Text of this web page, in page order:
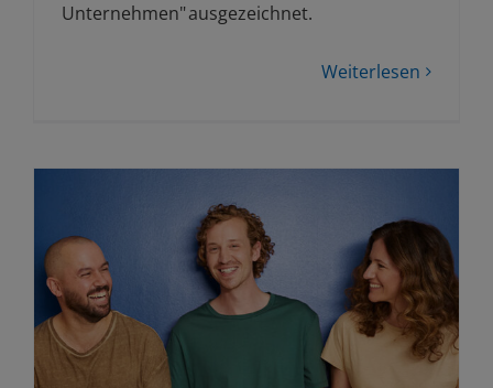
Unternehmen" ausgezeichnet.
Weiterlesen